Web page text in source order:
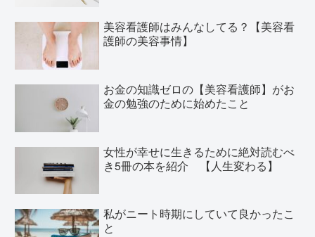
美容看護師はみんなしてる？【美容看
護師の美容事情】
お金の知識ゼロの【美容看護師】がお
金の勉強のために始めたこと
女性が幸せに生きるために絶対読むべ
き5冊の本を紹介 【人生変わる】
私がニート時期にしていて良かったこ
と